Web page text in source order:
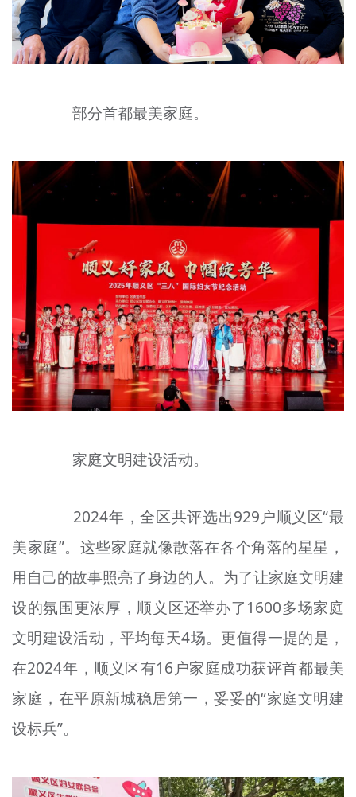
部分首都最美家庭。
家庭文明建设活动。
2024年，全区共评选出929户顺义区“最
美家庭”。这些家庭就像散落在各个角落的星星，
用自己的故事照亮了身边的人。为了让家庭文明建
设的氛围更浓厚，顺义区还举办了1600多场家庭
文明建设活动，平均每天4场。更值得一提的是，
在2024年，顺义区有16户家庭成功获评首都最美
家庭，在平原新城稳居第一，妥妥的“家庭文明建
设标兵”。